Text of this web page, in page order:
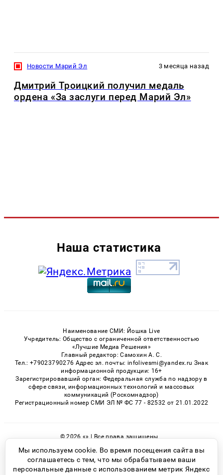
Новости Марий Эл 3 месяца назад
Дмитрий Троицкий получил медаль
ордена «За заслуги перед Марий Эл»
Наша статистика
Наименование СМИ: Йошка Live
Учредитель: Общество с ограниченной ответственностью
«Лучшие Медиа Решения»
Главный редактор: Самохин А. С.
Тел.: +79023790276 Адрес эл. почты: infolivesmi@yandex.ru Знак
информационной продукции: 16+
Зарегистрировавший орган: Федеральная служба по надзору в
сфере связи, информационных технологий и массовых
коммуникаций (Роскомнадзор)
Регистрационный номер СМИ ЭЛ № ФС 77 - 82532 от 21.01.2022
© 2026 «» | Все права защищены
Возрастная категория сайта 16+
Политика конфиденциальности
Мы используем cookie. Во время посещения сайта вы
соглашаетесь с тем, что мы обрабатываем ваши
персональные данные с использованием метрик Яндекс